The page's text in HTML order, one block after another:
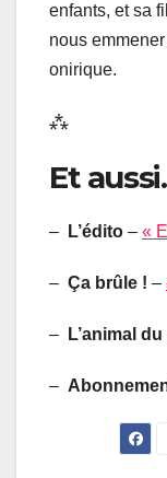
enfants, et sa
nous
onirique.
⁂
Et
– L’édito – «
– Ça brûle ! –
– L’animal
–